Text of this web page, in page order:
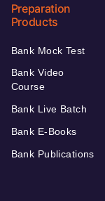
Preparation
Products
Bank Mock Test
Bank Video
Course
Bank Live Batch
Bank E-Books
Bank Publications